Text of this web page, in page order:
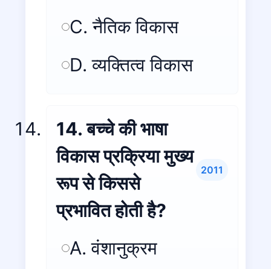
C. नैतिक विकास
D. व्यक्तित्व विकास
14. बच्चे की भाषा
विकास प्रक्रिया मुख्य
रूप से किससे
प्रभावित होती है?
2011
A. वंशानुक्रम